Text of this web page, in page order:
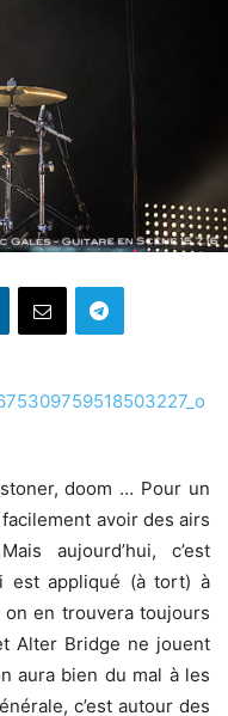
doom … Pour un
avoir des airs
aujourd’hui, c’est
appliqué (à tort) à
en trouvera toujours
Alter Bridge ne jouent
aura bien du mal à les
c’est autour des